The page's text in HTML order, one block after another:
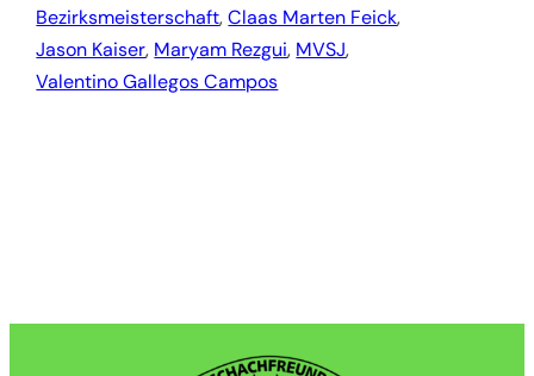
Bezirksmeisterschaft, Claas Marten Feick,
Jason Kaiser, Maryam Rezgui, MVSJ,
Valentino Gallegos Campos